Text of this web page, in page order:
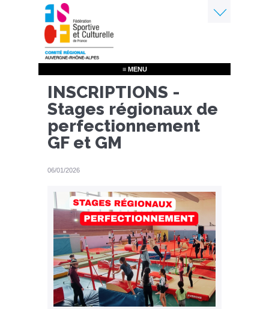
Aller
au
contenu
principal
≡ MENU
INSCRIPTIONS -
Stages régionaux de
perfectionnement
GF et GM
06/01/2026